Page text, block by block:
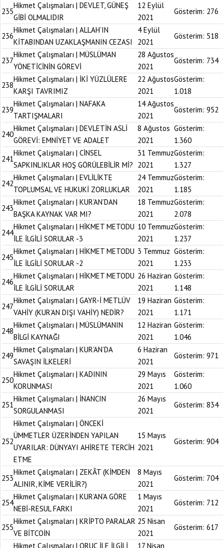
235
Hikmet Çalışmaları | DEVLET, GÜNEŞ
GİBİ OLMALIDIR
12 Eylül
2021
Gösterim: 276
236
Hikmet Çalışmaları | ALLAH’IN
KİTABINDAN UZAKLAŞMANIN CEZASI
4 Eylül
2021
Gösterim: 518
237
Hikmet Çalışmaları | MÜSLÜMAN
YÖNETİCİNİN GÖREVİ
28 Ağustos
2021
Gösterim: 734
238
Hikmet Çalışmaları | İKİ YÜZLÜLERE
KARŞI TAVRIMIZ
22 Ağustos
2021
Gösterim:
1.018
239
Hikmet Çalışmaları | NAFAKA
TARTIŞMALARI
14 Ağustos
2021
Gösterim: 952
240
Hikmet Çalışmaları | DEVLETİN ASLİ
GÖREVİ: EMNİYET VE ADALET
8 Ağustos
2021
Gösterim:
1.360
241
Hikmet Çalışmaları | CİNSEL
SAPKINLIKLAR HOŞ GÖRÜLEBİLİR Mİ?
31 Temmuz
2021
Gösterim:
1.327
242
Hikmet Çalışmaları | EVLİLİKTE
TOPLUMSAL VE HUKUKİ ZORLUKLAR
24 Temmuz
2021
Gösterim:
1.185
243
Hikmet Çalışmaları | KUR’AN’DAN
BAŞKA KAYNAK VAR MI?
18 Temmuz
2021
Gösterim:
2.078
244
Hikmet Çalışmaları | HİKMET METODU
İLE İLGİLİ SORULAR -3
10 Temmuz
2021
Gösterim:
1.237
245
Hikmet Çalışmaları | HİKMET METODU
İLE İLGİLİ SORULAR -2
3 Temmuz
2021
Gösterim:
1.233
246
Hikmet Çalışmaları | HİKMET METODU
İLE İLGİLİ SORULAR
26 Haziran
2021
Gösterim:
1.148
247
Hikmet Çalışmaları | GAYR-İ METLÜV
VAHİY (KUR’AN DIŞI VAHİY) NEDİR?
19 Haziran
2021
Gösterim:
1.171
248
Hikmet Çalışmaları | MÜSLÜMANIN
BİLGİ KAYNAĞI
12 Haziran
2021
Gösterim:
1.046
249
Hikmet Çalışmaları | KUR’AN’DA
SAVAŞIN İLKELERİ
6 Haziran
2021
Gösterim: 971
250
Hikmet Çalışmaları | KADININ
KORUNMASI
29 Mayıs
2021
Gösterim:
1.060
251
Hikmet Çalışmaları | İNANCIN
SORGULANMASI
26 Mayıs
2021
Gösterim: 834
252
Hikmet Çalışmaları | ÖNCEKİ
ÜMMETLER ÜZERİNDEN YAPILAN
UYARILAR: DÜNYAYI AHİRETE TERCİH
ETME
15 Mayıs
2021
Gösterim: 904
253
Hikmet Çalışmaları | ZEKÂT (KİMDEN
ALINIR, KİME VERİLİR?)
8 Mayıs
2021
Gösterim: 704
254
Hikmet Çalışmaları | KUR’AN’A GÖRE
NEBİ-RESUL FARKI
1 Mayıs
2021
Gösterim: 712
255
Hikmet Çalışmaları | KRİPTO PARALAR
VE BİTCOİN
25 Nisan
2021
Gösterim: 617
Hikmet Çalışmaları | ORUÇ İLE İLGİLİ 17 Nisan